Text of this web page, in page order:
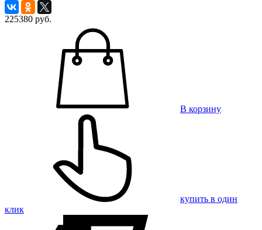
225380 руб.
В корзину
купить в один
клик